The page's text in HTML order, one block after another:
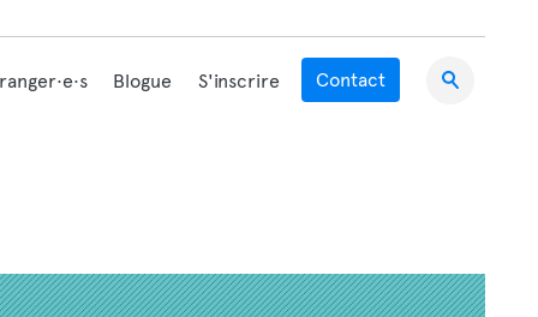
Blogue S'inscrire Contact